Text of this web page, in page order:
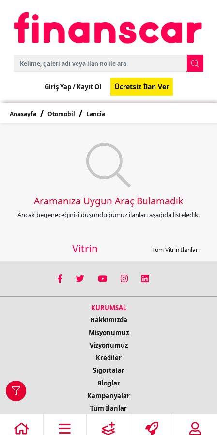
Giriş Yap /Kayıt Ol Ücretsiz İlan Ver
Anasayfa Otomobil Lancia
Aramanıza Uygun Araç Bulamadık
Ancak beğeneceğinizi düşündüğümüz ilanları aşağıda listeledik.
Vitrin Tüm Vitrin İlanları
KURUMSAL
Hakkımızda
Misyonumuz
Vizyonumuz
Krediler
Sigortalar
Bloglar
Kampanyalar
Tüm İlanlar
İletişim Bilgileri